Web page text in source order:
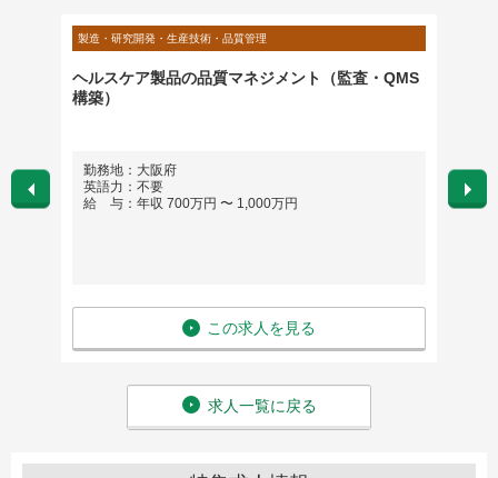
製造・研究開発・生産技術・品質管理
ヘルスケア製品の品質マネジメント（監査・QMS
構築）
勤務地：大阪府
英語力：不要
給 与：年収 700万円 〜 1,000万円
この求人を見る
勤務
英語
給
求人一覧に戻る